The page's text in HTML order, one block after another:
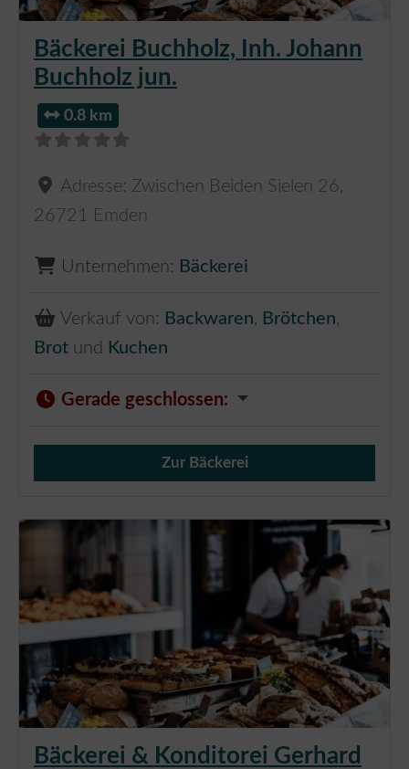
Bäckerei Buchholz, Inh. Johann
Buchholz jun.
0.8 km
Adresse: Zwischen Beiden Sielen 26 ,
26721
Emden
Unternehmen: Bäckerei
Verkauf von: Backwaren, Brötchen,
Brot und Kuchen
Gerade geschlossen:
Verkauf von Brötchen,
Zur Bäckerei
Bäckerei & Konditorei Gerhard